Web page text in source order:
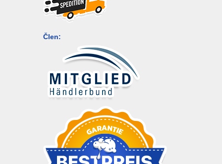
Člen: